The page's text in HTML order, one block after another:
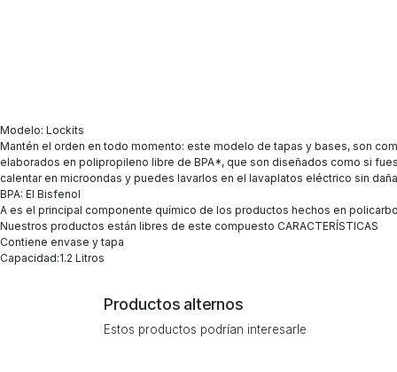
Modelo: Lockits
Mantén el orden en todo momento: este modelo de tapas y bases, son
elaborados en polipropileno libre de BPA*, que son diseñados como si
calentar en microondas y puedes lavarlos en el lavaplatos eléctrico sin
BPA: El Bisfenol
A es el principal componente químico de los productos hechos en
Nuestros productos están libres de este compuesto CARACTERÍSTICAS
Contiene envase y tapa
Capacidad:1.2 Litros
Productos alternos
Estos productos podrían interesarle